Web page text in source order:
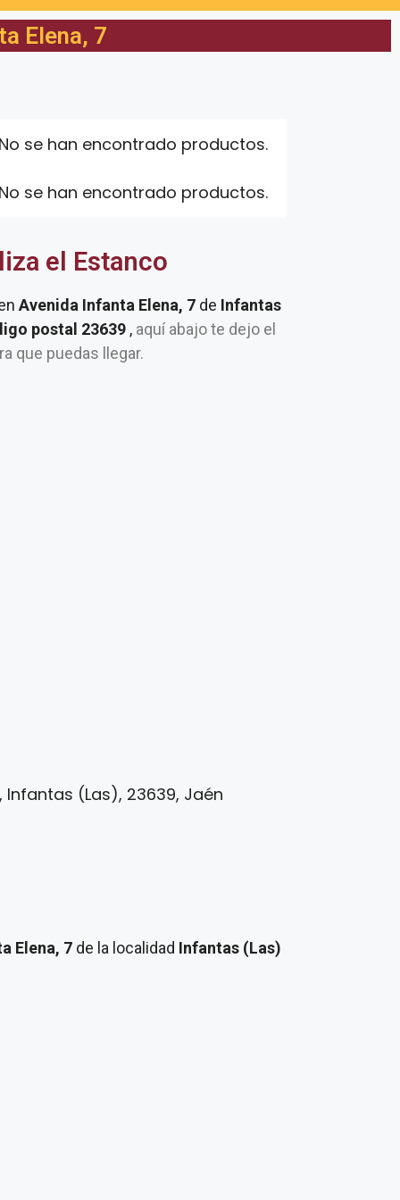
Elena, 7
No se han encontrado productos.
No se han encontrado productos.
el Estanco
Avenida Infanta Elena, 7 de Infantas
postal 23639 , aquí abajo te dejo el
que puedas llegar.
Infantas (Las), 23639, Jaén
Elena, 7 de la localidad Infantas (Las)